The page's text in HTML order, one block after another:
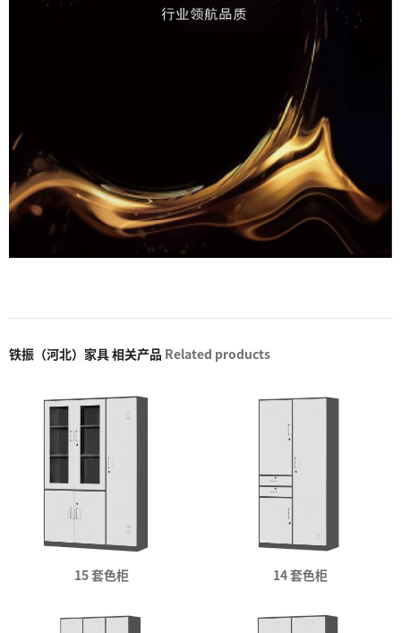
铁振（河北）家具 相关产品 Related products
15 套色柜 14 套色柜